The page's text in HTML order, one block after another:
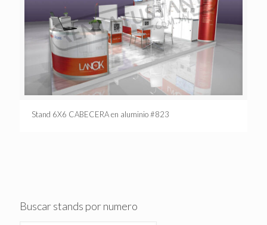
Stand 6X6 CABECERA en aluminio #823
Buscar stands por numero